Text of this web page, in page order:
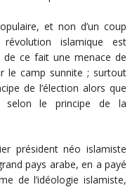
et non d’un coup
islamique est
de ce fait une menace de
le camp sunnite ; surtout
de l’élection alors que
selon le principe de la
président néo islamiste
pays arabe, en a payé
de l’idéologie islamiste,